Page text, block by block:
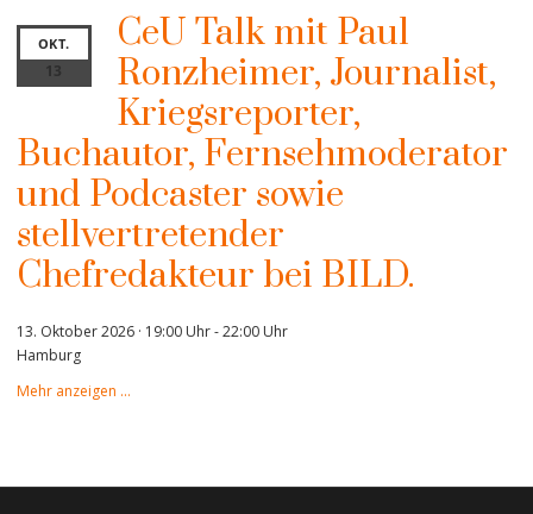
OKT.
13
CeU Talk mit Paul
Ronzheimer, Journalist,
Kriegsreporter,
Buchautor, Fernsehmoderator
und Podcaster sowie
stellvertretender
Chefredakteur bei BILD.
13. Oktober 2026 · 19:00 Uhr-22:00 Uhr
Hamburg
Mehr anzeigen …